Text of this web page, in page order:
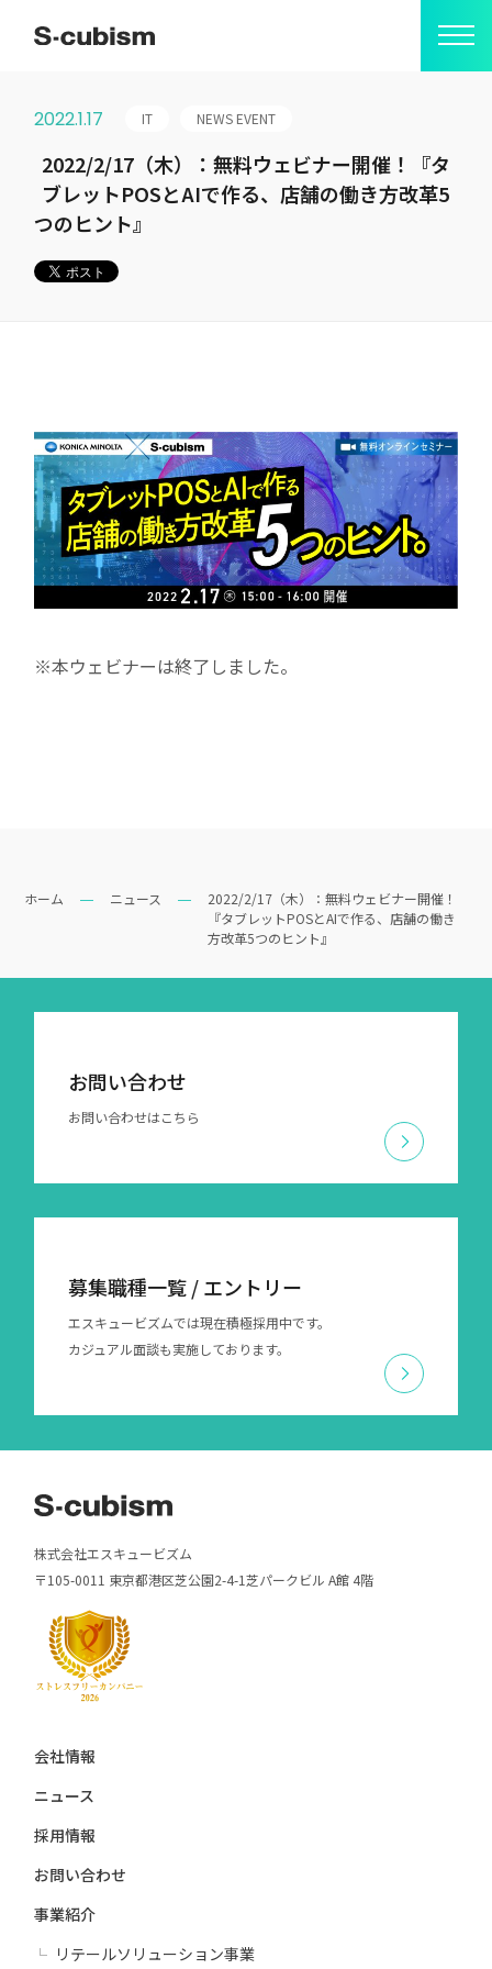
2022.1.17 IT NEWS EVENT
2022/2/17（木）：無料ウェビナー開催！『タ
ブレットPOSとAIで作る、店舗の働き方改革5
つのヒント』
※本ウェビナーは終了しました。
ホーム ニュース
2022/2/17（木）：無料ウェビナー開催！
『タブレットPOSとAIで作る、店舗の働き
方改革5つのヒント』
お問い合わせ
お問い合わせはこちら
募集職種一覧 / エントリー
エスキュービズムでは現在積極採用中です。
カジュアル面談も実施しております。
株式会社エスキュービズム
〒105-0011 東京都港区芝公園2-4-1芝パークビル A館 4階
会社情報
ニュース
採用情報
お問い合わせ
事業紹介
リテールソリューション事業
会社情報
ミッション
S-cubismの由来
事業紹介
事業一覧
リテールソリューション事業
アパレルソリューション事業
メディア掲載情報
個人情報保護方針